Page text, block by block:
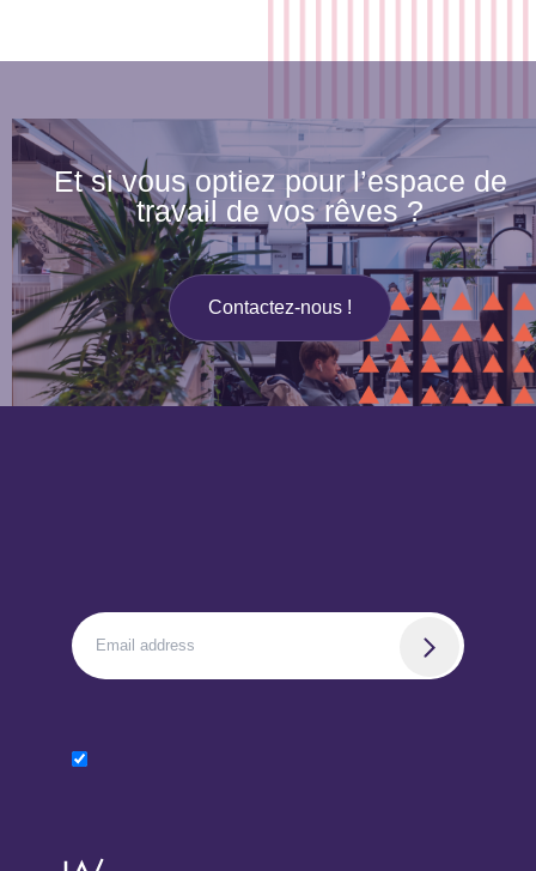
Et si vous optiez pour l’espace de
travail de vos rêves ?
Contactez-nous !